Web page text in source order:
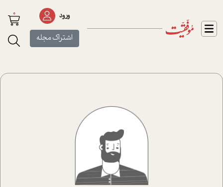
ورود
اشتراک مجله
0